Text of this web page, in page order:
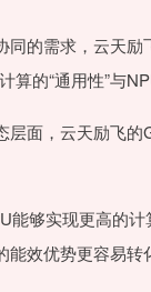
同的需求，云天
算的“通用性”与
层面，云天励飞
能够实现更高的
效优势更容易转